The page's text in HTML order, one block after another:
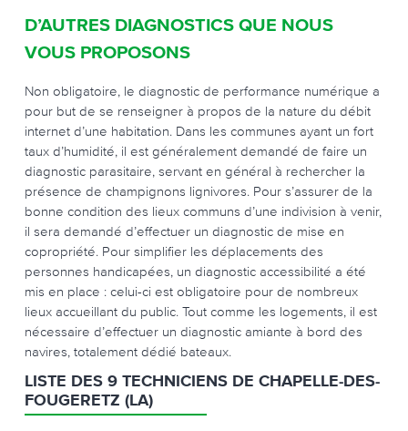
D’AUTRES DIAGNOSTICS QUE NOUS
VOUS PROPOSONS
Non obligatoire, le diagnostic de performance numérique a
pour but de se renseigner à propos de la nature du débit
internet d’une habitation. Dans les communes ayant un fort
taux d’humidité, il est généralement demandé de faire un
diagnostic parasitaire, servant en général à rechercher la
présence de champignons lignivores. Pour s’assurer de la
bonne condition des lieux communs d’une indivision à venir,
il sera demandé d’effectuer un diagnostic de mise en
copropriété. Pour simplifier les déplacements des
personnes handicapées, un diagnostic accessibilité a été
mis en place : celui-ci est obligatoire pour de nombreux
lieux accueillant du public. Tout comme les logements, il est
nécessaire d’effectuer un diagnostic amiante à bord des
navires, totalement dédié bateaux.
LISTE DES 9 TECHNICIENS DE CHAPELLE-DES-
FOUGERETZ (LA)